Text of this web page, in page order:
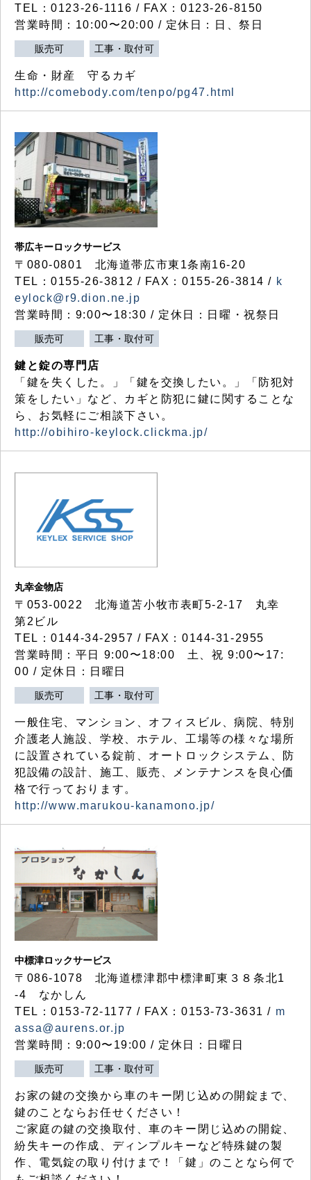
TEL：0123-26-1116 / FAX：0123-26-8150
営業時間：10:00〜20:00 / 定休日：日、祭日
販売可 工事・取付可
生命・財産 守るカギ
http://comebody.com/tenpo/pg47.html
帯広キーロックサービス
〒080-0801 北海道帯広市東1条南16-20
TEL：0155-26-3812 / FAX：0155-26-3814 / k
eylock@r9.dion.ne.jp
営業時間：9:00〜18:30 / 定休日：日曜・祝祭日
販売可 工事・取付可
鍵と錠の専門店
「鍵を失くした。」「鍵を交換したい。」「防犯対
策をしたい」など、カギと防犯に鍵に関することな
ら、お気軽にご相談下さい。
http://obihiro-keylock.clickma.jp/
丸幸金物店
〒053-0022 北海道苫小牧市表町5-2-17 丸幸
第2ビル
TEL：0144-34-2957 / FAX：0144-31-2955
営業時間：平日 9:00〜18:00 土、祝 9:00〜17:
00 / 定休日：日曜日
販売可 工事・取付可
一般住宅、マンション、オフィスビル、病院、特別
介護老人施設、学校、ホテル、工場等の様々な場所
に設置されている錠前、オートロックシステム、防
犯設備の設計、施工、販売、メンテナンスを良心価
格で行っております。
http://www.marukou-kanamono.jp/
中標津ロックサービス
〒086-1078 北海道標津郡中標津町東３８条北1
-4 なかしん
TEL：0153-72-1177 / FAX：0153-73-3631 / m
assa@aurens.or.jp
営業時間：9:00〜19:00 / 定休日：日曜日
販売可 工事・取付可
お家の鍵の交換から車のキー閉じ込めの開錠まで、
鍵のことならお任せください！
ご家庭の鍵の交換取付、車のキー閉じ込めの開錠、
紛失キーの作成、ディンプルキーなど特殊鍵の製
作、電気錠の取り付けまで！「鍵」のことなら何で